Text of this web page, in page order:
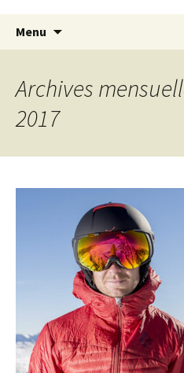
Menu
principal
Archives
2017